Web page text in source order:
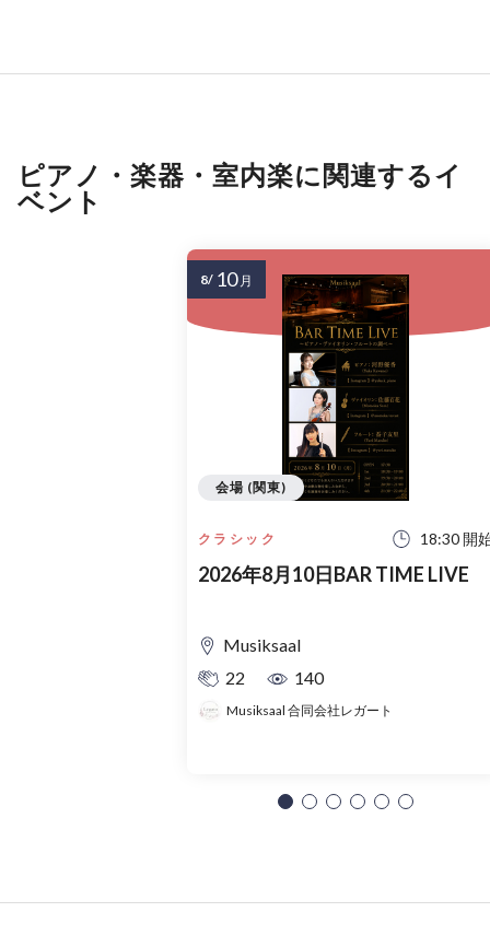
ピアノ・楽器・室内楽に関連するイ
ベント
クラシック 18:30 開
2026年8月10日BAR TIME LIVE
Musiksaal
22
140
Musiksaal 合同会社レガート
会場 (関東)
8/ 10 月